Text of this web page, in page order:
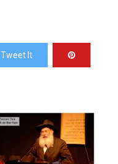
Tweet It